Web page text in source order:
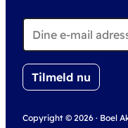
Copyright © 2026 · Boel